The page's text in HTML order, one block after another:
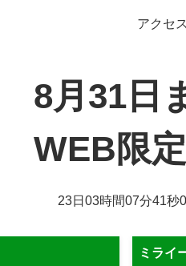
アクセス
8月31日
WEB限
23日 03時間07分38秒
ミライ